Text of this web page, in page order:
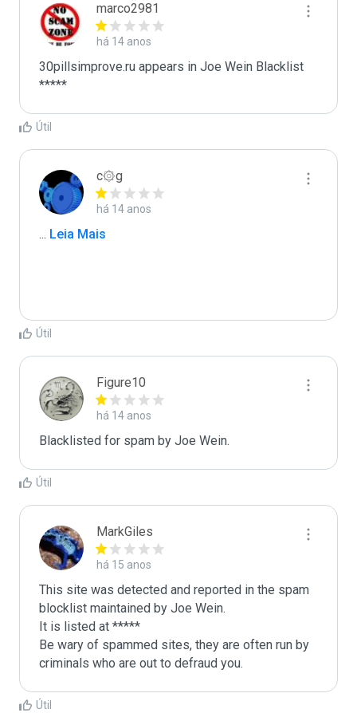
marco2981
há 14 anos
30pillsimprove.ru appears in Joe Wein Blacklist
*****
Útil
c۞g
há 14 anos
... Leia Mais
Útil
Figure10
há 14 anos
Blacklisted for spam by Joe Wein.
Útil
MarkGiles
há 15 anos
This site was detected and reported in the spam
blocklist maintained by Joe Wein.
It is listed at *****
Be wary of spammed sites, they are often run by
criminals who are out to defraud you.
Útil